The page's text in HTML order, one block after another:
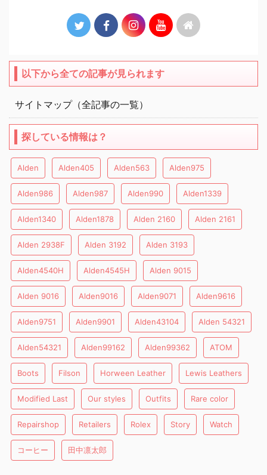
以下から全ての記事が見られます
サイトマップ（全記事の一覧）
探している情報は？
Alden Alden405 Alden563 Alden975
Alden986 Alden987 Alden990 Alden1339
Alden1340 Alden1878 Alden 2160 Alden 2161
Alden 2938F Alden 3192 Alden 3193
Alden4540H Alden4545H Alden 9015
Alden 9016 Alden9016 Alden9071 Alden9616
Alden9751 Alden9901 Alden43104 Alden 54321
Alden54321 Alden99162 Alden99362 ATOM
Boots Filson Horween Leather Lewis Leathers
Modified Last Our styles Outfits Rare color
Repairshop Retailers Rolex Story Watch
コーヒー 田中凛太郎